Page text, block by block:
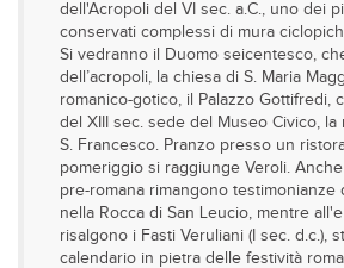
dell'Acropoli del VI sec. a.C., uno dei
conservati complessi di mura
Si vedranno il Duomo seicentesco,
dell’acropoli, la chiesa di S. Maria
romanico-gotico, il Palazzo Gottifredi,
del XIII sec. sede del Museo Civico, la
S. Francesco. Pranzo presso un
pomeriggio si raggiunge Veroli.
pre-romana rimangono testimonianze
nella Rocca di San Leucio, mentre
risalgono i Fasti Veruliani (I sec. d.c.),
calendario in pietra delle festività